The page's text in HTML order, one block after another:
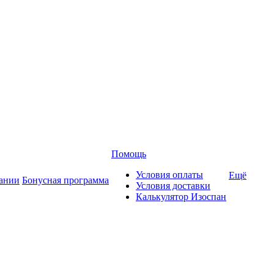
Бонусная программа
Помощь
Условия оплаты
Условия доставки
Калькулятор Изоспан
Ещё